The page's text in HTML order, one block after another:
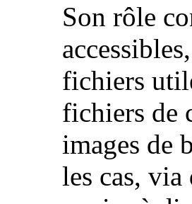
Son rôle
fichiers
fichiers de
images de
les cas,